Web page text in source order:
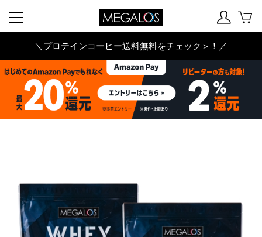
＼プロテインコーヒー送料無料をチェック＞！／